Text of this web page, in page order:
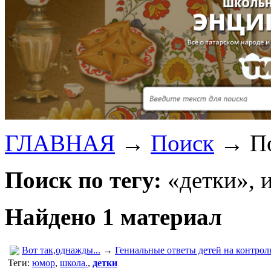
ГЛАВНАЯ → Поиск →
Поиск по тегу: «детки»,
Найдено 1 материал
Вот так,однажды... → Гениальные ответы детей на
Теги: юмор, школа., детки